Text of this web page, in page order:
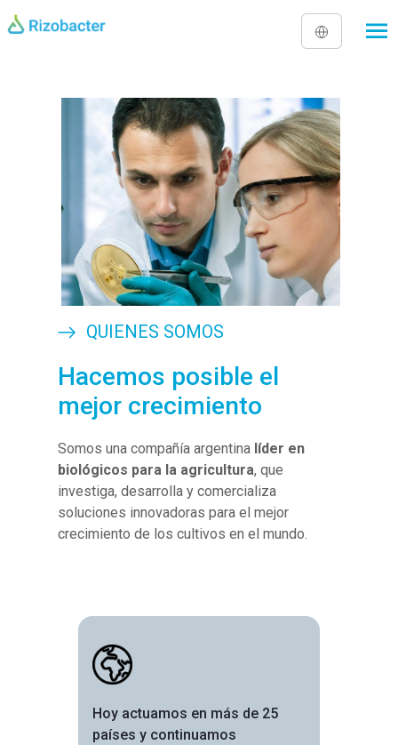
QUIENES SOMOS
Hacemos posible el
mejor crecimiento
Somos una compañía argentina líder en
biológicos para la agricultura, que
investiga, desarrolla y comercializa
soluciones innovadoras para el mejor
crecimiento de los cultivos en el mundo.
Image
Hoy actuamos en más de 25
países y continuamos